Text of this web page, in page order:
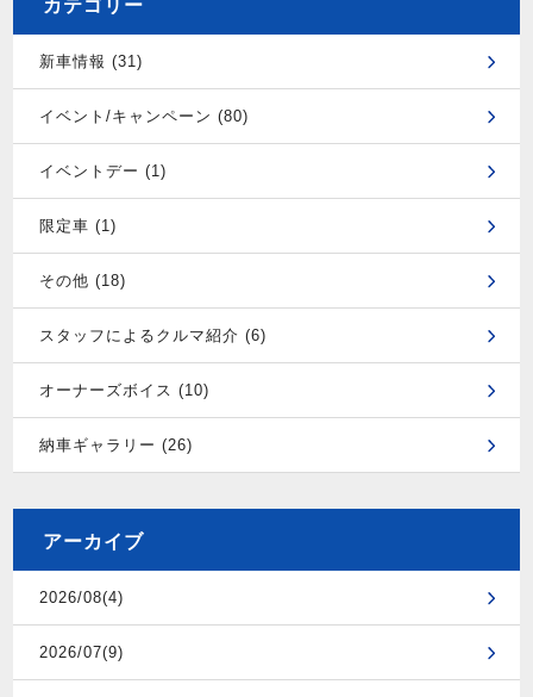
カテゴリー
新車情報 (31)
イベント/キャンペーン (80)
イベントデー (1)
限定車 (1)
その他 (18)
スタッフによるクルマ紹介 (6)
オーナーズボイス (10)
納車ギャラリー (26)
アーカイブ
2026/08(4)
2026/07(9)